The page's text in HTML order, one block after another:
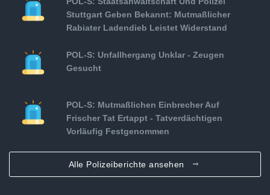
Stuttgart Geben Bekannt: Mutmaßlicher
Rabiater Ladendieb Leistet Widerstand
POL-S: Unfallhergang Unklar - Zeugen
Gesucht
POL-S: Mutmaßlichen Einbrecher Auf
Frischer Tat Ertappt - Tatverdächtigen
Vorläufig Festgenommen
Alle Polizeiberichte ansehen